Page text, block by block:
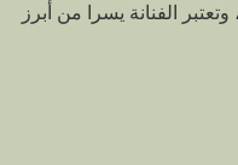
الفنانة يسرا من أبرز